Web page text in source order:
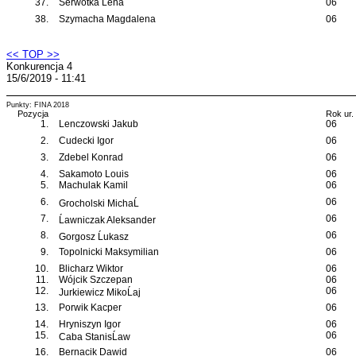
37. Serwotka Lena
06
38.
Szymacha Magdalena 06
<< TOP >>
Konkurencja 4
15/6/2019 - 11:41
Punkty: FINA 2018
Pozycja Rok ur.
1. Lenczowski Jakub
06
2.
Cudecki Igor
06
3.
Zdebel Konrad
06
4.
Sakamoto Louis
06
5.
Machulak Kamil
06
6.
Grocholski MichaĹ
06
7.
Ĺawniczak Aleksander
06
8.
Gorgosz Ĺukasz
06
9.
Topolnicki Maksymilian
06
10.
Blicharz Wiktor
06
11.
Wójcik Szczepan
06
12.
Jurkiewicz MikoĹaj
06
13.
Porwik Kacper
06
14.
Hryniszyn Igor
06
15.
Caba StanisĹaw
06
16.
Bernacik Dawid 06